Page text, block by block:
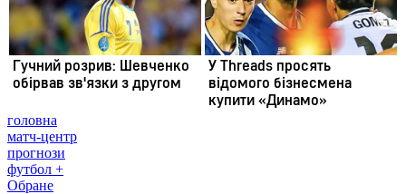
головна
матч-центр
прогнози
футбол +
Обране